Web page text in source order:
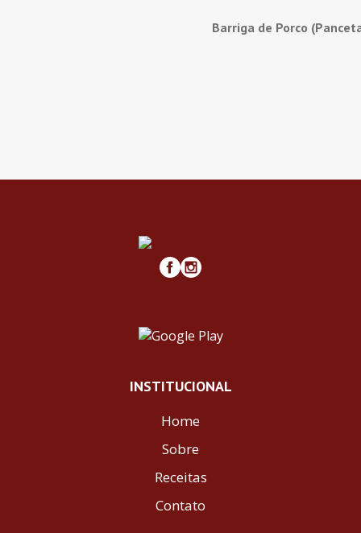
Barriga de Porco
INSTITUCIONAL
Home
Sobre
Receitas
Contato